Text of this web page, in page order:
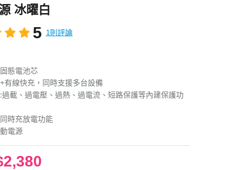
冰曜白
5 1則評論
態電池芯
有線快充，同時支援多台設備
載、過電壓、過熱、過電流、短路保護等內建保護功
時充放電功能
電源